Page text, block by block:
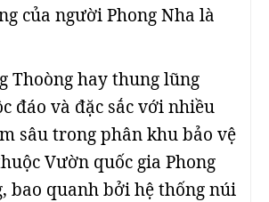
của người Phong Nha là
Thoòng hay thung lũng
đáo và đặc sắc với nhiều
sâu trong phân khu bảo vệ
Vườn quốc gia Phong
bao quanh bởi hệ thống núi